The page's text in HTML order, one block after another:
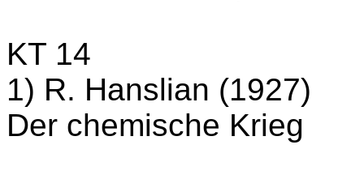
KT 14
1) R. Hanslian (1927)
Der chemische Krieg